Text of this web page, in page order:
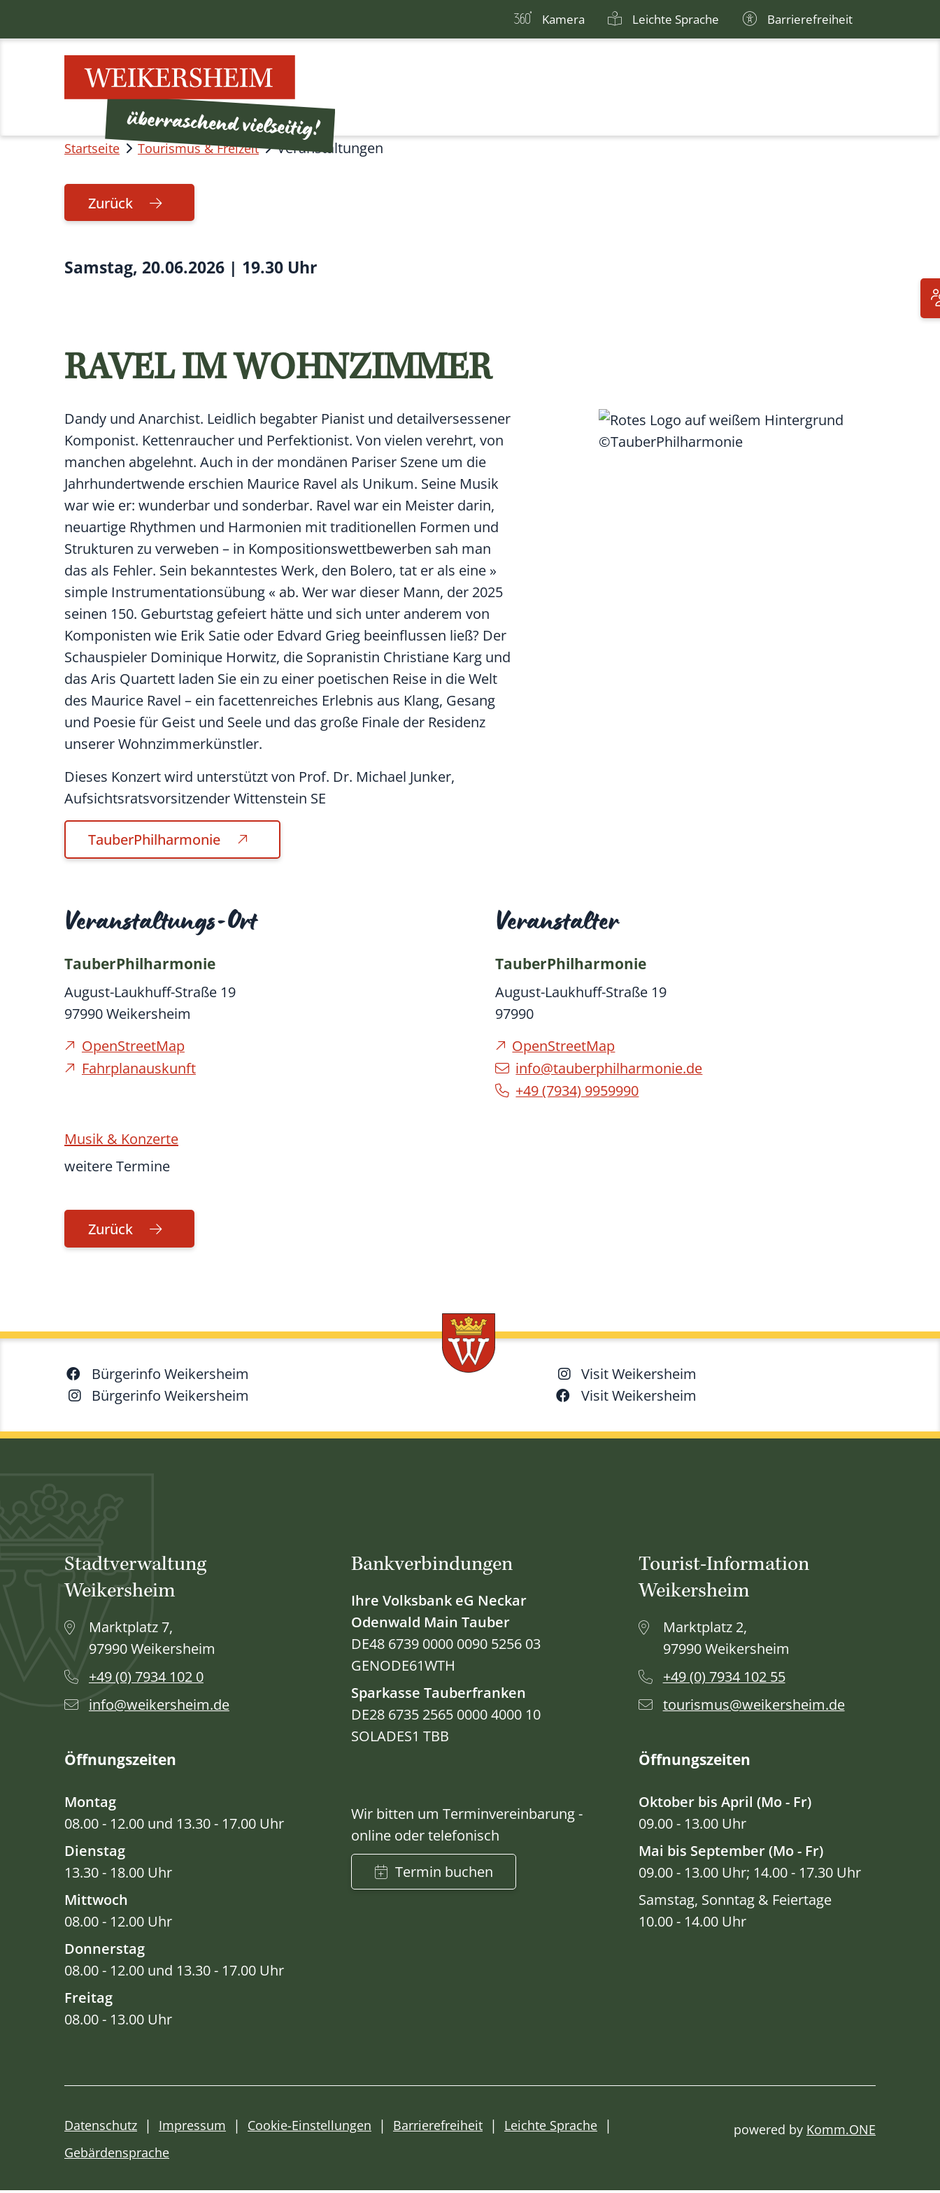
Kamera Leichte Sprache Barrierefreiheit
Startseite Tourismus & Freizeit Veranstaltungen
Zurück
Samstag, 20.06.2026 | 19.30 Uhr
RAVEL IM WOHNZIMMER
Dandy und Anarchist. Leidlich begabter Pianist und detailversessener
Komponist. Kettenraucher und Perfektionist. Von vielen verehrt, von
manchen abgelehnt. Auch in der mondänen Pariser Szene um die
Jahrhundertwende erschien Maurice Ravel als Unikum. Seine Musik
war wie er: wunderbar und sonderbar. Ravel war ein Meister darin,
neuartige Rhythmen und Harmonien mit traditionellen Formen und
Strukturen zu verweben – in Kompositionswettbewerben sah man
das als Fehler. Sein bekanntestes Werk, den Bolero, tat er als eine »
simple Instrumentationsübung « ab. Wer war dieser Mann, der 2025
seinen 150. Geburtstag gefeiert hätte und sich unter anderem von
Komponisten wie Erik Satie oder Edvard Grieg beeinflussen ließ? Der
Schauspieler Dominique Horwitz, die Sopranistin Christiane Karg und
das Aris Quartett laden Sie ein zu einer poetischen Reise in die Welt
des Maurice Ravel – ein facettenreiches Erlebnis aus Klang, Gesang
und Poesie für Geist und Seele und das große Finale der Residenz
unserer Wohnzimmerkünstler.
Dieses Konzert wird unterstützt von Prof. Dr. Michael Junker,
Aufsichtsratsvorsitzender Wittenstein SE
©TauberPhilharmonie
TauberPhilharmonie
Veranstaltungs-Ort
TauberPhilharmonie
August-Laukhuff-Straße 19
97990Weikersheim
OpenStreetMap
Fahrplanauskunft
Veranstalter
TauberPhilharmonie
August-Laukhuff-Straße 19
97990
OpenStreetMap
info@tauberphilharmonie.de
+49 (7934) 9959990
Musik & Konzerte
weitere Termine
Zurück
Bürgerinfo Weikersheim
Bürgerinfo Weikersheim
Visit Weikersheim
Visit Weikersheim
Stadtverwaltung
Weikersheim
Marktplatz 7,
97990 Weikersheim
+49 (0) 7934 102 0
info@weikersheim.de
Öffnungszeiten
Montag
08.00 - 12.00 und 13.30 - 17.00 Uhr
Dienstag
13.30 - 18.00 Uhr
Mittwoch
08.00 - 12.00 Uhr
Donnerstag
08.00 - 12.00 und 13.30 - 17.00 Uhr
Freitag
08.00 - 13.00 Uhr
Bankverbindungen
Ihre Volksbank eG Neckar
Odenwald Main Tauber
DE48 6739 0000 0090 5256 03
GENODE61WTH
Sparkasse Tauberfranken
DE28 6735 2565 0000 4000 10
SOLADES1 TBB
Wir bitten um Terminvereinbarung -
online oder telefonisch
Termin buchen
Tourist-Information
Weikersheim
Marktplatz 2,
97990 Weikersheim
+49 (0) 7934 102 55
tourismus@weikersheim.de
Öffnungszeiten
Oktober bis April (Mo - Fr)
09.00 - 13.00 Uhr
Mai bis September (Mo - Fr)
09.00 - 13.00 Uhr; 14.00 - 17.30 Uhr
Samstag, Sonntag & Feiertage
10.00 - 14.00 Uhr
Datenschutz Impressum Cookie-Einstellungen Barrierefreiheit
Leichte Sprache
Gebärdensprache
powered by Komm.ONE